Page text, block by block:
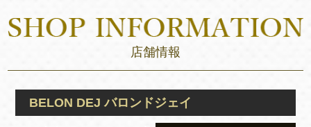
店舗情報
BELON DEJ バロンドジェイ